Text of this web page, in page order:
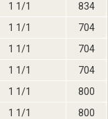
1 1/1
834
1 1/1
704
1 1/1
704
1 1/1
704
1 1/1
800
1 1/1
800